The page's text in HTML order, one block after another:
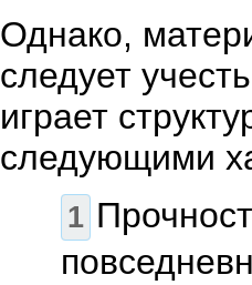
Однако,
следует
играет
следующими